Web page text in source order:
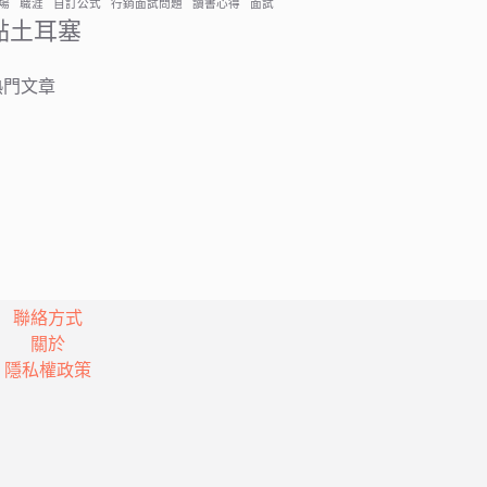
職涯 自訂公式 行銷面試問題 讀書心得 面試
土耳塞
門文章
聯絡方式
關於
隱私權政策